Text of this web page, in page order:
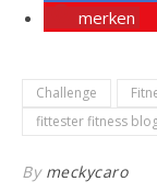
merken
Challenge
fittester fitness
By meckycaro